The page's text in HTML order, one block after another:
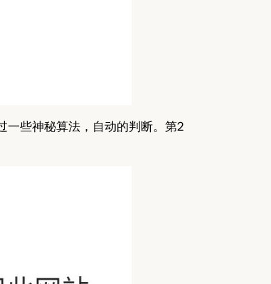
一些神秘算法，自动的判断。第2